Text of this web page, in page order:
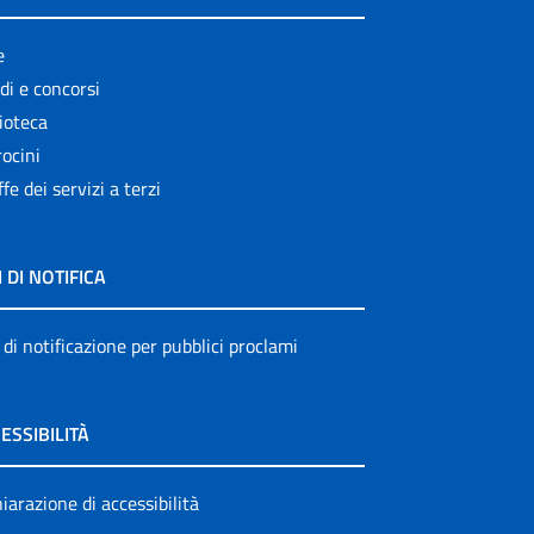
e concorsi
dei servizi a terzi
DI NOTIFICA
notificazione per pubblici proclami
di accessibilità